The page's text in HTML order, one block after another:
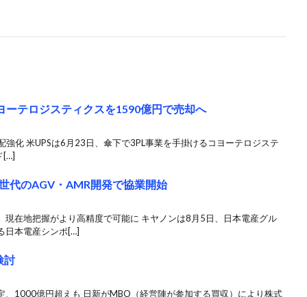
ーテロジスティクスを1590億円で売却へ
強化 米UPSは6月23日、傘下で3PL事業を手掛けるコヨーテロジステ
[…]
代のAGV・AMR開発で協業開始
現在地把握がより高精度で可能に キヤノンは8月5日、日本電産グル
日本電産シンポ[…]
討
、1000億円超えも 日新がMBO（経営陣が参加する買収）により株式